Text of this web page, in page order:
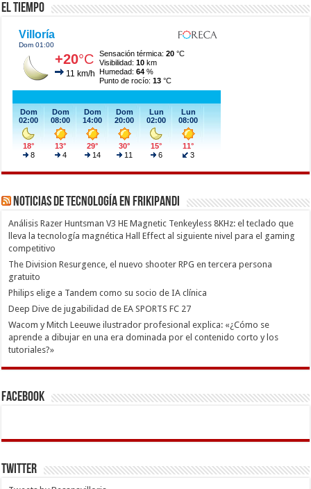
El Tiempo
Noticias de Tecnología en Frikipandi
Análisis Razer Huntsman V3 HE Magnetic Tenkeyless 8KHz: el teclado que
lleva la tecnología magnética Hall Effect al siguiente nivel para el gaming
competitivo
The Division Resurgence, el nuevo shooter RPG en tercera persona
gratuito
Philips elige a Tandem como su socio de IA clínica
Deep Dive de jugabilidad de EA SPORTS FC 27
Wacom y Mitch Leeuwe ilustrador profesional explica: «¿Cómo se
aprende a dibujar en una era dominada por el contenido corto y los
tutoriales?»
Facebook
Twitter